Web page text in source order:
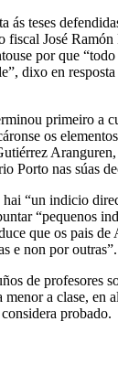
ás teses
fiscal José Ramón
por que
dixo en
primeiro a
os
Porto nas súas
“un indicio
“pequenos
que os pais de
e non por outras”.
de profesores
a clase, en
probado.